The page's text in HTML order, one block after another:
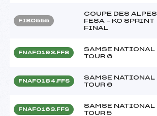
FIS0555
COUPE DES ALPES
FESA – KO SPRINT
FINAL
FNAF0193.FFS
SAMSE NATIONAL
TOUR 6
FNAF0184.FFS
SAMSE NATIONAL
TOUR 6
FNAF0163.FFS
SAMSE NATIONAL
TOUR 5